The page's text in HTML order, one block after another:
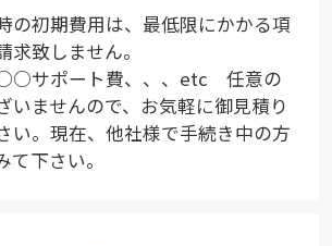
の初期費用は、最低限にかかる項
求致しません。
サポート費、、、etc 任意の
いませんので、お気軽に御見積り
い。現在、他社様で手続き中の方
下さい。